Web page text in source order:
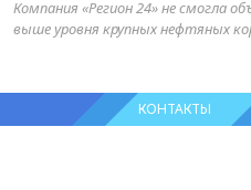
Компания «Регион 24» не смогла
выше уровня крупных нефтяных
КОНТАКТЫ